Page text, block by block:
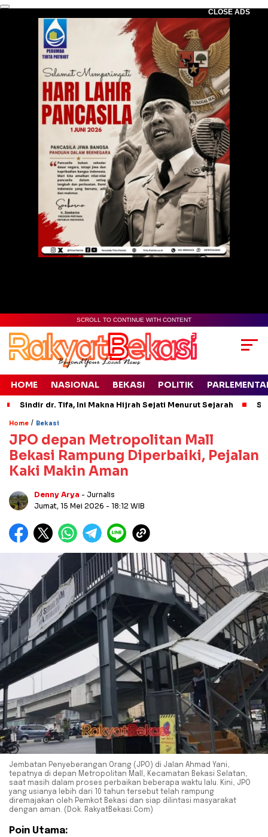
CLOSE ADS
SCROLL TO CONTINUE WITH CONTENT
HOME NASIONAL BEKASI POLITIK
Sindir dr. Tifa, Ini Makna Hijrah Sejati Menurut Sejarah
Home / Bekasi
JPO depan Metropolitan Mall
Bekasi Rampung Diperbaiki, Pejalan
Kaki Makin Aman
Denny Arya - Jurnalis
Jumat, 15 Mei 2026 - 18:12 WIB
Jembatan Penyeberangan Orang (JPO) di Jalan Ahmad Yani,
tepatnya di depan Metropolitan Mall, Kecamatan Bekasi Selatan,
saat masih dalam proses perbaikan beberapa waktu lalu. Kini, JPO
yang usianya lebih dari 10 tahun tersebut telah rampung
diremajakan oleh Pemkot Bekasi dan siap dilintasi masyarakat
dengan aman. (Dok. RakyatBekasi.Com)
Poin Utama: